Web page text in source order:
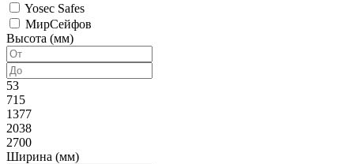
Yosec Safes
МирСейфов
Высота (мм)
53
715
1377
2038
2700
Ширина (мм)